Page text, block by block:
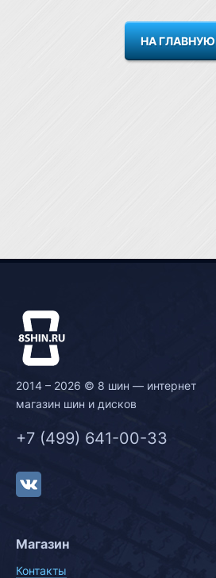
НА ГЛАВНУЮ
2014 – 2026 © 8 шин — интернет
магазин шин и дисков
+7 (499) 641-00-33
Магазин
Контакты